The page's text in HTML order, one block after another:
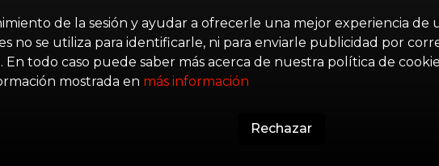
de la sesión y ayudar a ofrecerle una mejor experiencia de
no se utiliza para identificarle, ni para enviarle publicidad por
todo caso puede saber más acerca de nuestra política de
mostrada en más información
Rechazar